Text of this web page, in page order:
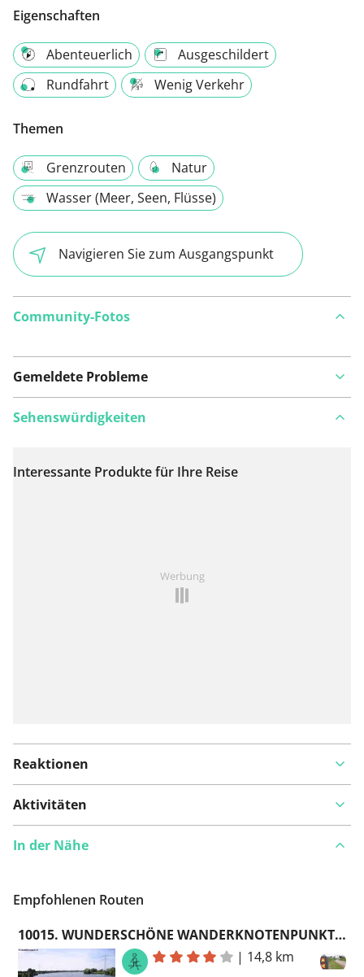
Eigenschaften
Abenteuerlich
Ausgeschildert
Rundfahrt
Wenig Verkehr
Themen
Grenzrouten
Natur
Wasser (Meer, Seen, Flüsse)
Navigieren Sie zum Ausgangspunkt
Community-Fotos
Gemeldete Probleme
Auf Karte anzeigen
Sehenswürdigkeiten
Interessante Produkte für Ihre Reise
Werbung
Reaktionen
Aktivitäten
In der Nähe
Empfohlenen Routen
10015. WUNDERSCHÖNE WANDERKNOTENPUNKTROUTE © STEVENSWEERT Startpunkt Stevensweert Parkplatz Sportla
| 14,8 km